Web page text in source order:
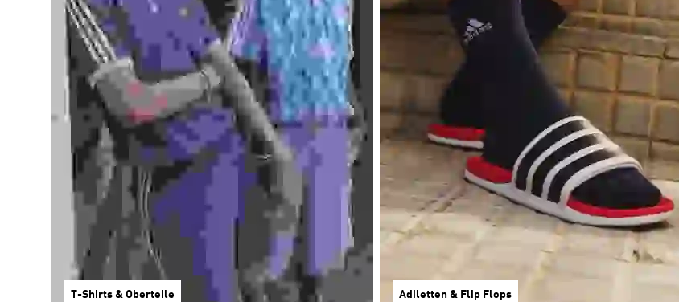
T-Shirts & Oberteile Adiletten & Flip Flops